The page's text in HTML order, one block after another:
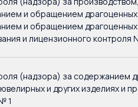
и обращением
и обращением
и лицензионного контроля
(надзора) за содержанием
и других изделиях и
1